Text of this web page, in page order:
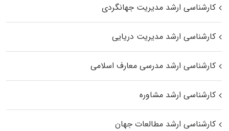
کارشناسی ارشد مدیریت جهانگردی
کارشناسی ارشد مدیریت دریایی
کارشناسی ارشد مدرسی معارف اسلامی
کارشناسی ارشد مشاوره
کارشناسی ارشد مطالعات جهان